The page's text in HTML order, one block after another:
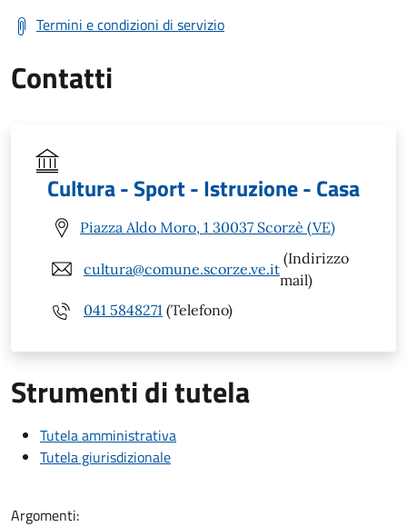
Termini e condizioni di servizio
Contatti
Cultura - Sport - Istruzione - Casa
Piazza Aldo Moro, 1 30037 Scorzè (VE)
cultura@comune.scorze.ve.it
(Indirizzo
mail)
041 5848271 (Telefono)
Strumenti di tutela
Tutela amministrativa
Tutela giurisdizionale
Argomenti: